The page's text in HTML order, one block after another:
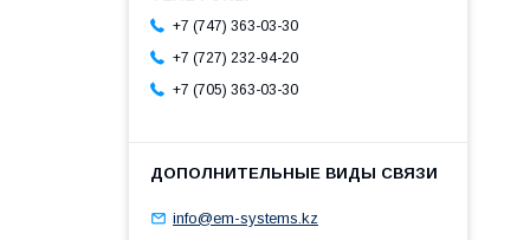
+7 (747) 363-03-30
+7 (727) 232-94-20
+7 (705) 363-03-30
info@em-systems.kz